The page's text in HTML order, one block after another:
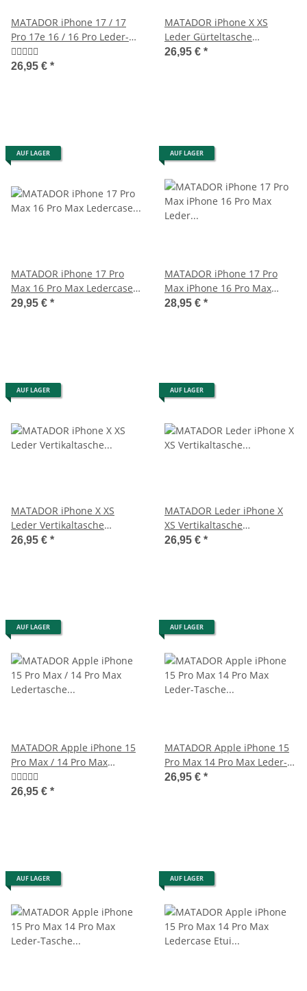
MATADOR iPhone 17 / 17
Pro 17e 16 / 16 Pro Leder-
Schutz-Tasche Braun
26,95 € *
MATADOR iPhone X XS
Leder Gürteltasche
Quertasche Tabacco Braun
26,95 € *
AUF LAGER
MATADOR iPhone 17 Pro
Max 16 Pro Max Ledercase
Ledertasche Schwarz
29,95 € *
AUF LAGER
MATADOR iPhone 17 Pro
Max iPhone 16 Pro Max
Leder Gürteltasche Braun
28,95 € *
AUF LAGER
MATADOR iPhone X XS
Leder Vertikaltasche
Gürteltasche Vintage Braun
26,95 € *
AUF LAGER
MATADOR Leder iPhone X
XS Vertikaltasche
Gürteltasche Vintage Braun
26,95 € *
AUF LAGER
MATADOR Apple iPhone 15
Pro Max / 14 Pro Max
Ledertasche Schwarz
26,95 € *
AUF LAGER
MATADOR Apple iPhone 15
Pro Max 14 Pro Max Leder-
Tasche Schwarz
26,95 € *
AUF LAGER AUF LAGER